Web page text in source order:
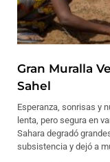
Gran Muralla
Sahel
Esperanza, sonrisas y
lenta, pero segura en
Sahara degradó
subsistencia y dejó a